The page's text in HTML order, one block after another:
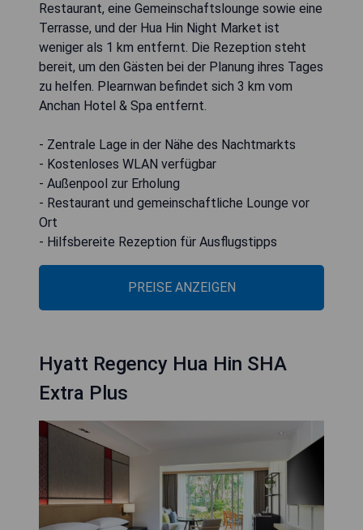
Restaurant, eine Gemeinschaftslounge sowie eine
Terrasse, und der Hua Hin Night Market ist
weniger als 1 km entfernt. Die Rezeption steht
bereit, um den Gästen bei der Planung ihres Tages
zu helfen. Plearnwan befindet sich 3 km vom
Anchan Hotel & Spa entfernt.
- Zentrale Lage in der Nähe des Nachtmarkts
- Kostenloses WLAN verfügbar
- Außenpool zur Erholung
- Restaurant und gemeinschaftliche Lounge vor
Ort
- Hilfsbereite Rezeption für Ausflugstipps
PREISE ANZEIGEN
Hyatt Regency Hua Hin SHA
Extra Plus